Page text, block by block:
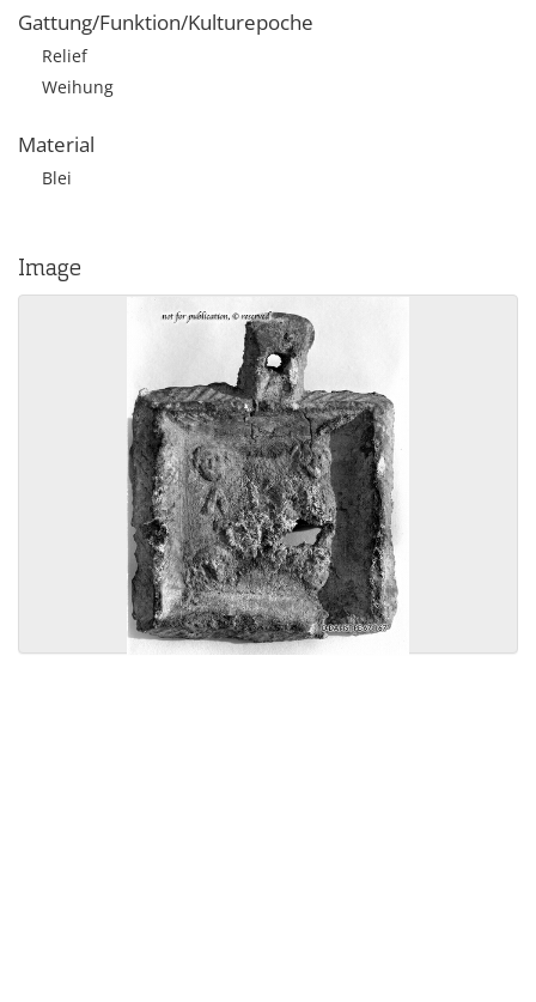
Gattung/Funktion/Kulturepoche
Relief
Weihung
Material
Blei
Image